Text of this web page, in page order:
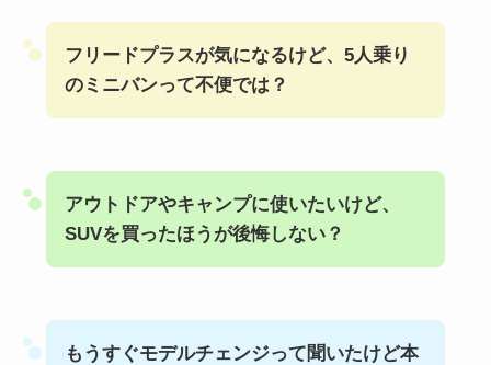
フリードプラスが気になるけど、5人乗り
のミニバンって不便では？
アウトドアやキャンプに使いたいけど、
SUVを買ったほうが後悔しない？
もうすぐモデルチェンジって聞いたけど本